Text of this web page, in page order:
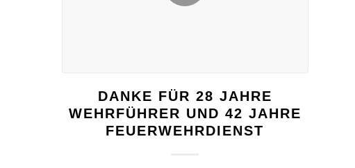
DANKE FÜR 28 JAHRE
WEHRFÜHRER UND 42 JAHRE
FEUERWEHRDIENST